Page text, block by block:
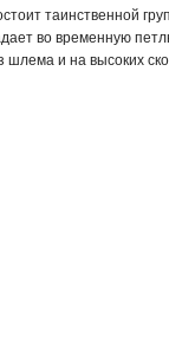
таинственной
во временную
шлема и на высоких